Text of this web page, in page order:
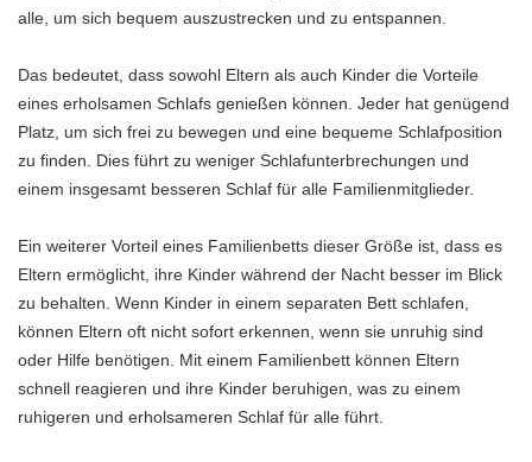
alle, um sich bequem auszustrecken und zu entspannen.
Das bedeutet, dass sowohl Eltern als auch Kinder die Vorteile
eines erholsamen Schlafs genießen können. Jeder hat genügend
Platz, um sich frei zu bewegen und eine bequeme Schlafposition
zu finden. Dies führt zu weniger Schlafunterbrechungen und
einem insgesamt besseren Schlaf für alle Familienmitglieder.
Ein weiterer Vorteil eines Familienbetts dieser Größe ist, dass es
Eltern ermöglicht, ihre Kinder während der Nacht besser im Blick
zu behalten. Wenn Kinder in einem separaten Bett schlafen,
können Eltern oft nicht sofort erkennen, wenn sie unruhig sind
oder Hilfe benötigen. Mit einem Familienbett können Eltern
schnell reagieren und ihre Kinder beruhigen, was zu einem
ruhigeren und erholsameren Schlaf für alle führt.